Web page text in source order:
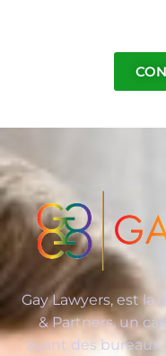
Gay Lawyers, est la
& Partners, un
ayant des bureaux